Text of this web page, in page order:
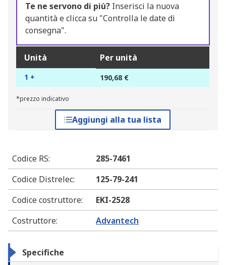
Te ne servono di più? Inserisci la nuova
quantità e clicca su "Controlla le date di
consegna".
Unità Per unità
1 + 190,68 €
*prezzo indicativo
Aggiungi alla tua lista
Codice RS:
285-7461
Codice Distrelec:
125-79-241
Codice costruttore:
EKI-2528
Costruttore: Advantech
Specifiche